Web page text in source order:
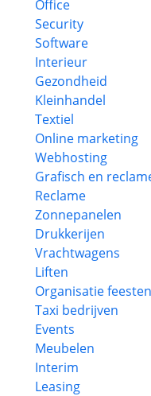
Office
Security
Software
Interieur
Gezondheid
Kleinhandel
Textiel
Online marketing
Webhosting
Grafisch en
Reclame
Zonnepanelen
Drukkerijen
Vrachtwagens
Liften
Organisatie feesten
Taxi bedrijven
Events
Meubelen
Interim
Leasing